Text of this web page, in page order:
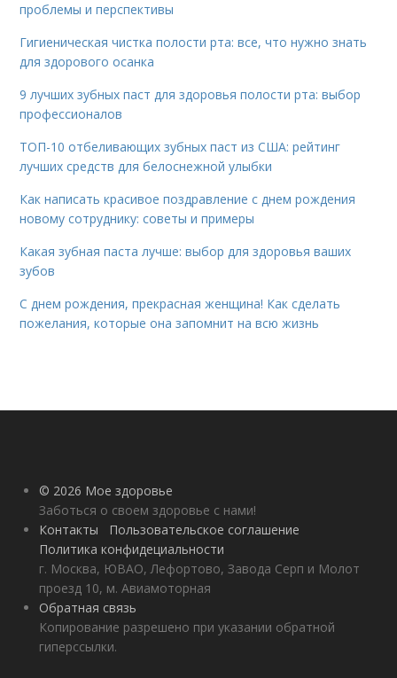
проблемы и перспективы
Гигиеническая чистка полости рта: все, что нужно знать
для здорового осанка
9 лучших зубных паст для здоровья полости рта: выбор
профессионалов
ТОП-10 отбеливающих зубных паст из США: рейтинг
лучших средств для белоснежной улыбки
Как написать красивое поздравление с днем рождения
новому сотруднику: советы и примеры
Какая зубная паста лучше: выбор для здоровья ваших
зубов
С днем рождения, прекрасная женщина! Как сделать
пожелания, которые она запомнит на всю жизнь
© 2026 Мое здоровье
Заботься о своем здоровье с нами!
Контакты
Пользовательское соглашение
Политика конфидециальности
г. Москва, ЮВАО, Лефортово, Завода Серп и Молот
проезд 10, м. Авиамоторная
Обратная связь
Копирование разрешено при указании обратной
гиперссылки.